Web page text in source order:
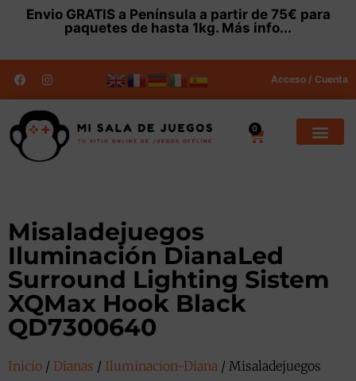
Envio GRATISa Península a partir de 75€ para
paquetes de hasta 1kg. Más info...
Acceso / Cuenta
0
Misaladejuegos
Iluminación DianaLed
Surround Lighting Sistem
XQMax Hook Black
QD7300640
Inicio / Dianas / Iluminacion-Diana / Misaladejuegos